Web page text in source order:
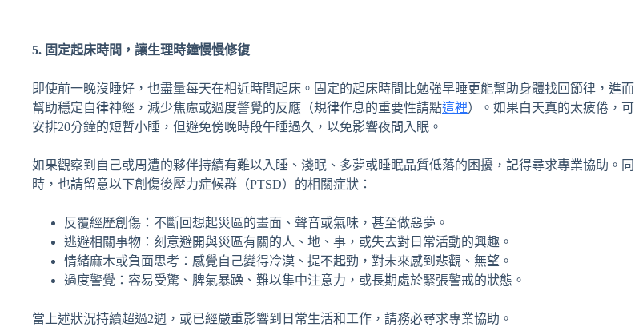
5. 固定起床時間，讓生理時鐘慢慢修復
即使前一晚沒睡好，也盡量每天在相近時間起床。固定的起床時間比勉強早睡更能幫助身體找回節律，進而
幫助穩定自律神經，減少焦慮或過度警覺的反應（規律作息的重要性請點這裡）。如果白天真的太疲倦，可
安排20分鐘的短暫小睡，但避免傍晚時段午睡過久，以免影響夜間入眠。
如果觀察到自己或周遭的夥伴持續有難以入睡、淺眠、多夢或睡眠品質低落的困擾，記得尋求專業協助。同
時，也請留意以下創傷後壓力症候群（PTSD）的相關症狀：
反覆經歷創傷：不斷回想起災區的畫面、聲音或氣味，甚至做惡夢。
逃避相關事物：刻意避開與災區有關的人、地、事，或失去對日常活動的興趣。
情緒麻木或負面思考：感覺自己變得冷漠、提不起勁，對未來感到悲觀、無望。
過度警覺：容易受驚、脾氣暴躁、難以集中注意力，或長期處於緊張警戒的狀態。
當上述狀況持續超過2週，或已經嚴重影響到日常生活和工作，請務必尋求專業協助。